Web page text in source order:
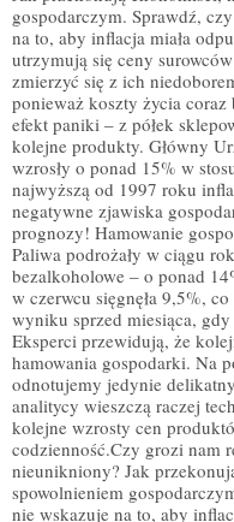
gospodarczym. Sprawdź,
na to, aby inflacja miała
utrzymują się ceny
zmierzyć się z ich
ponieważ koszty życia coraz
efekt paniki – z półek
kolejne produkty. Główny
wzrosły o ponad 15% w
najwyższą od 1997 roku
negatywne zjawiska
prognozy! Hamowanie
Paliwa podrożały w ciągu
bezalkoholowe – o ponad
w czerwcu sięgnęła 9,5%,
wyniku sprzed miesiąca,
Eksperci przewidują, że
hamowania gospodarki. Na
odnotujemy jedynie
analitycy wieszczą raczej
kolejne wzrosty cen
codzienność.Czy grozi nam
nieunikniony? Jak
spowolnieniem
nie wskazuje na to, aby